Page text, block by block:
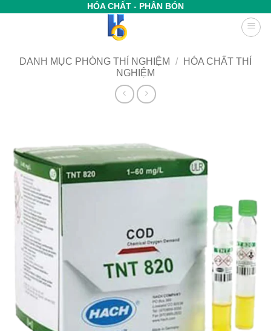
HÓA CHẤT - PHÂN BÓN
DANH MỤC PHÒNG THÍ NGHIỆM /
HÓA CHẤT THÍ
NGHIỆM